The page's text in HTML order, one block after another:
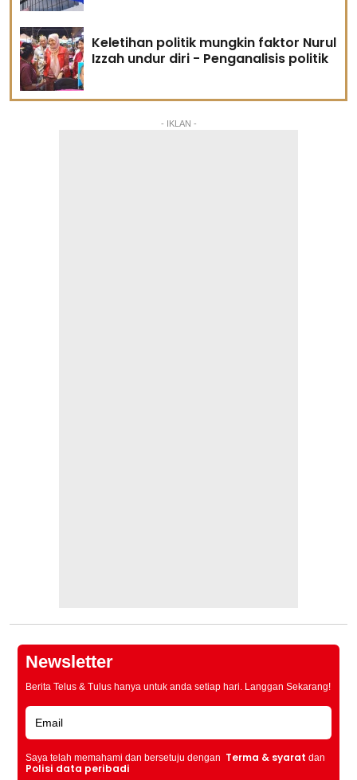
Keletihan politik mungkin faktor Nurul
Izzah undur diri - Penganalisis politik
- IKLAN -
Newsletter
Berita Telus & Tulus hanya untuk anda setiap hari. Langgan Sekarang!
Saya telah memahami dan bersetuju dengan Terma & syarat dan
Polisi data peribadi